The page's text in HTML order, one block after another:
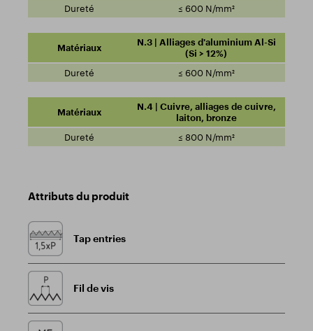
≤ 600 N/mm²
N.3 | Alliages d'aluminium Al-Si
(Si > 12%)
≤ 600 N/mm²
N.4 | Cuivre, alliages de cuivre,
laiton, bronze
≤ 800 N/mm²
Attributs du produit
Tap entries
Fil de vis